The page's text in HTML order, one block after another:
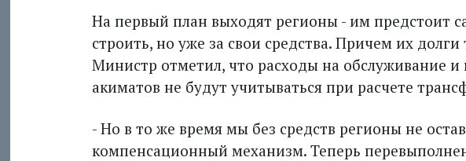
На первый план выходят регионы - им предстоит
строить, но уже за свои средства. Причем их
Министр отметил, что расходы на обслуживание и
акиматов не будут учитываться при расчете
- Но в то же время мы без средств регионы не
компенсационный механизм. Теперь